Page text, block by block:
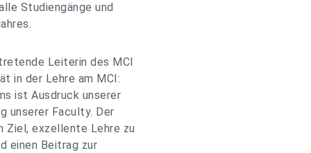
Studiengänge und
Leiterin des MCI
in der Lehre am MCI:
ist Ausdruck unserer
unserer Faculty. Der
Ziel, exzellente Lehre zu
einen Beitrag zur